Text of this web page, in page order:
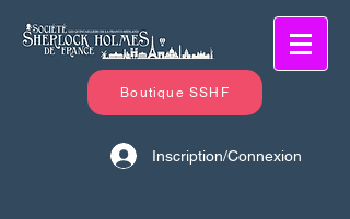
Boutique SSHF
Inscription/Connexion